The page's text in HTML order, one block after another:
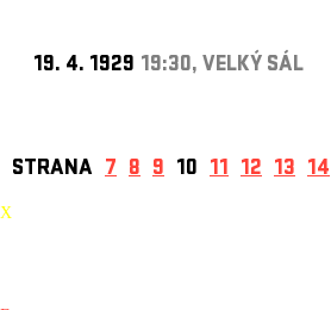
19. 4. 1929 19:30, VELKÝ SÁL
STRANA 7 8 9 10 11 12 13 14
X